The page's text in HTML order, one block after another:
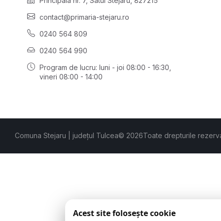
contact@primaria-stejaru.ro
0240 564 809
0240 564 990
Program de lucru: luni - joi 08:00 - 16:30,
vineri 08:00 - 14:00
Comuna Stejaru | județul Tulcea© 2026Toate drepturile
Acest site folosește cookie